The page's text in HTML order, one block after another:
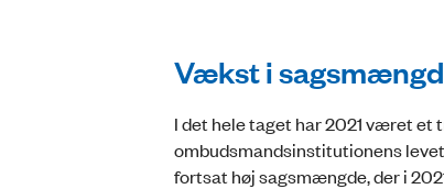
Vækst i
I det hele taget har 2021 været et
ombudsmandsinstitutionens
fortsat høj sagsmængde, der i